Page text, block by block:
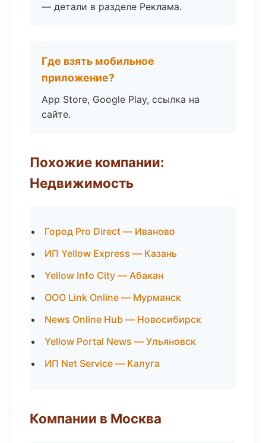
— детали в разделе Реклама.
Где взять мобильное
приложение?
App Store, Google Play, ссылка на
сайте.
Похожие компании:
Недвижимость
Город Pro Direct — Иваново
ИП Yellow Express — Казань
Yellow Info City — Абакан
ООО Link Online — Мурманск
News Online Hub — Новосибирск
Yellow Portal News — Ульяновск
ИП Net Service — Калуга
Компании в Москва